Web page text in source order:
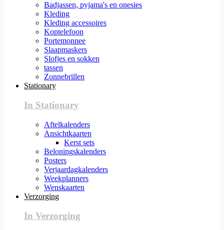
Badjassen, pyjama's en onesies
Kleding
Kleding accessoires
Koptelefoon
Portemonnee
Slaapmaskers
Slofjes en sokken
tassen
Zonnebrillen
Stationary
In Stationary
Aftelkalenders
Ansichtkaarten
Kerst sets
Beloningskalenders
Posters
Verjaardagkalenders
Weekplanners
Wenskaarten
Verzorging
In Verzorging